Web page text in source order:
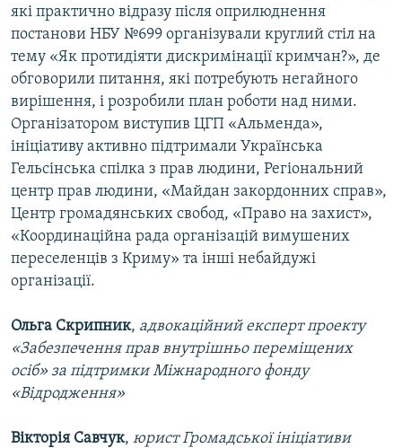
які практично відразу після оприлюднення
постанови НБУ №699 організували круглий стіл на
тему «Як протидіяти дискримінації кримчан?», де
обговорили питання, які потребують негайного
вирішення, і розробили план роботи над ними.
Організатором виступив ЦГП «Альменда»,
ініціативу активно підтримали Українська
Гельсінська спілка з прав людини, Регіональний
центр прав людини, «Майдан закордонних справ»,
Центр громадянських свобод, «Право на захист»,
«Координаційна рада організацій вимушених
переселенців з Криму» та інші небайдужі
організації.
Ольга Скрипник, адвокаційний експерт проекту
«Забезпечення прав внутрішньо переміщених
осіб» за підтримки Міжнародного фонду
«Відродження»
Вікторія Савчук, юрист Громадської ініціативи